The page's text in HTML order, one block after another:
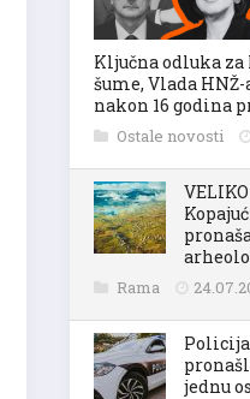
Ključna odluka za
šume, Vlada
nakon 16 godina
Ostale novosti
Rama
jednu